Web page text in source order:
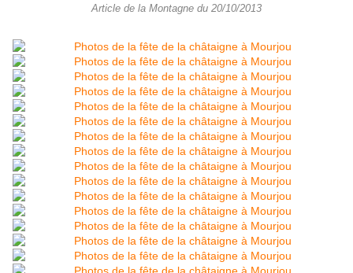
Article de la Montagne du 20/10/2013